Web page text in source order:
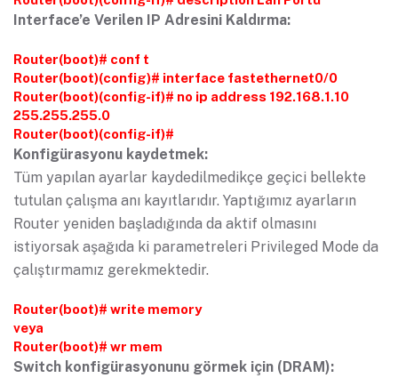
Interface’e Verilen IP Adresini Kaldırma:
Router(boot)# conf t
Router(boot)(config)# interface fastethernet0/0
Router(boot)(config-if)# no ip address 192.168.1.10
255.255.255.0
Router(boot)(config-if)#
Konfigürasyonu kaydetmek:
Tüm yapılan ayarlar kaydedilmedikçe geçici bellekte
tutulan çalışma anı kayıtlarıdır. Yaptığımız ayarların
Router yeniden başladığında da aktif olmasını
istiyorsak aşağıda ki parametreleri Privileged Mode da
çalıştırmamız gerekmektedir.
Router(boot)# write memory
veya
Router(boot)# wr mem
Switch konfigürasyonunu görmek için (DRAM):